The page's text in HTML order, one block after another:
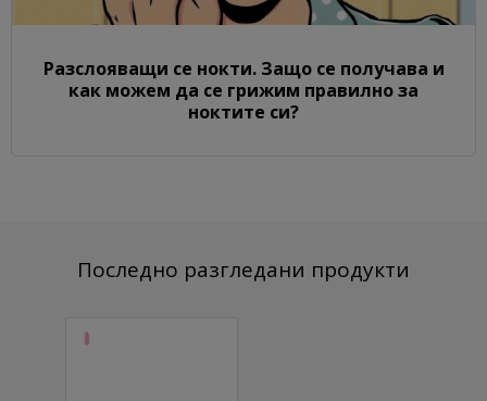
Разслояващи се нокти. Защо се получава и
как можем да се грижим правилно за
ноктите си?
Последно разгледани продукти